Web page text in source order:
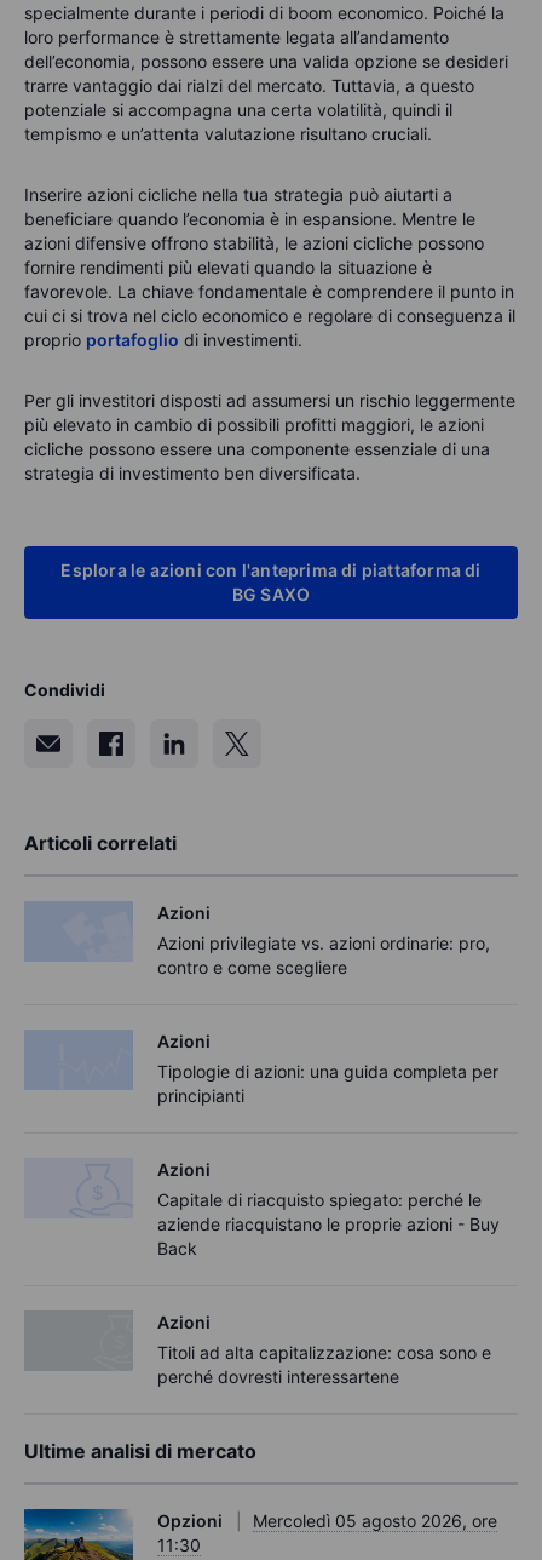
specialmente durante i periodi di boom economico. Poiché la
loro performance è strettamente legata all’andamento
dell’economia, possono essere una valida opzione se desideri
trarre vantaggio dai rialzi del mercato. Tuttavia, a questo
potenziale si accompagna una certa volatilità, quindi il
tempismo e un’attenta valutazione risultano cruciali.
Inserire azioni cicliche nella tua strategia può aiutarti a
beneficiare quando l’economia è in espansione. Mentre le
azioni difensive offrono stabilità, le azioni cicliche possono
fornire rendimenti più elevati quando la situazione è
favorevole. La chiave fondamentale è comprendere il punto in
cui ci si trova nel ciclo economico e regolare di conseguenza il
proprio portafoglio di investimenti.
Per gli investitori disposti ad assumersi un rischio leggermente
più elevato in cambio di possibili profitti maggiori, le azioni
cicliche possono essere una componente essenziale di una
strategia di investimento ben diversificata.
Esplora le azioni con l'anteprima di piattaforma di
BG SAXO
Condividi
Articoli correlati
Azioni
Azioni privilegiate vs. azioni ordinarie: pro,
contro e come scegliere
Azioni
Tipologie di azioni: una guida completa per
principianti
Azioni
Capitale di riacquisto spiegato: perché le
aziende riacquistano le proprie azioni - Buy
Back
Azioni
Titoli ad alta capitalizzazione: cosa sono e
perché dovresti interessartene
Ultime analisi di mercato
Opzioni
Mercoledì 05 agosto 2026, ore
11:30